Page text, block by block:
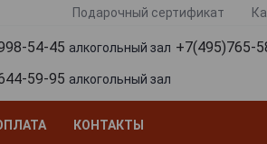
Подарочный сертификат
54-45 алкогольный зал +7(495)765-
59-95 алкогольный зал
КОНТАКТЫ